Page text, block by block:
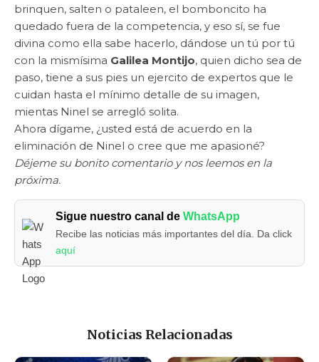
brinquen, salten o pataleen, el bomboncito ha
quedado fuera de la competencia, y eso sí, se fue
divina como ella sabe hacerlo, dándose un tú por tú
con la mismísima Galilea Montijo, quien dicho sea de
paso, tiene a sus pies un ejercito de expertos que le
cuidan hasta el mínimo detalle de su imagen,
mientas Ninel se arregló solita.
Ahora dígame, ¿usted está de acuerdo en la
eliminación de Ninel o cree que me apasioné?
Déjeme su bonito comentario y nos leemos en la
próxima.
Sigue nuestro canal deWhatsApp
Recibe las noticias más importantes del día. Da click
aquí
Noticias Relacionadas